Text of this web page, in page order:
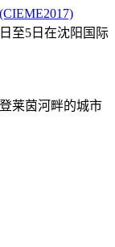
至5日在沈阳国际
莱茵河畔的城市